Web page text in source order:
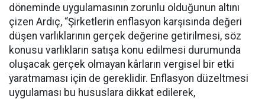
döneminde uygulamasının zorunlu olduğunun altını
çizen Ardıç, “Şirketlerin enflasyon karşısında değeri
düşen varlıklarının gerçek değerine getirilmesi, söz
konusu varlıkların satışa konu edilmesi durumunda
oluşacak gerçek olmayan kârların vergisel bir etki
yaratmaması için de gereklidir. Enflasyon düzeltmesi
uygulaması bu hususlara dikkat edilerek,